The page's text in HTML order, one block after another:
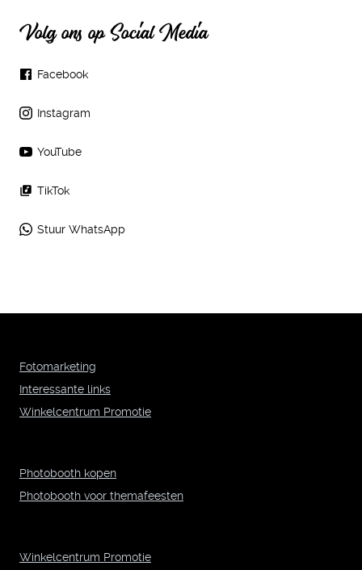
Volg ons op Social Media
Facebook
Instagram
YouTube
TikTok
Stuur WhatsApp
Fotomarketing
Interessante links
Winkelcentrum Promotie
Photobooth kopen
Photobooth voor themafeesten
Winkelcentrum Promotie